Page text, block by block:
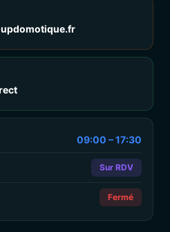
09:00 – 17:30
Sur RDV
Fermé